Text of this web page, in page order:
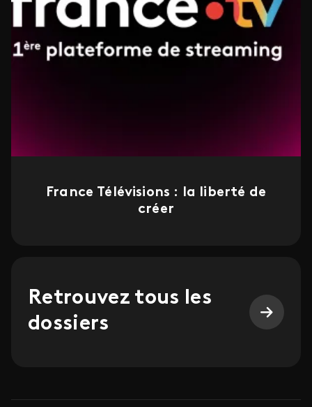
France Télévisions : la liberté de
créer
Retrouvez tous les
dossiers